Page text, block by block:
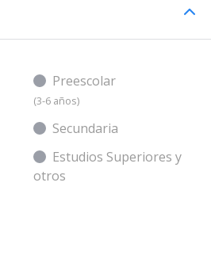
Preescolar
(3-6 años)
Secundaria
Estudios Superiores y
otros